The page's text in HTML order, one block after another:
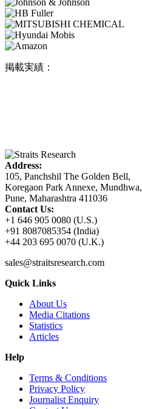
掲載実績：
Address:
105, Panchshil The Golden Bell,
Koregaon Park Annexe, Mundhwa,
Pune, Maharashtra 411036
Contact Us:
+1 646 905 0080 (U.S.)
+91 8087085354 (India)
+44 203 695 0070 (U.K.)
sales@straitsresearch.com
Quick Links
About Us
Media Citations
Statistics
Articles
Help
Terms & Conditions
Privacy Policy
Journalist Enquiry